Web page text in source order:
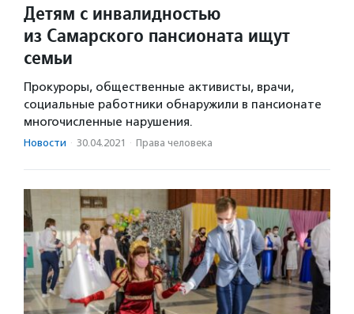
Детям с инвалидностью
из Самарского пансионата ищут
семьи
Прокуроры, общественные активисты, врачи,
социальные работники обнаружили в пансионате
многочисленные нарушения.
Новости · 30.04.2021 · Права человека